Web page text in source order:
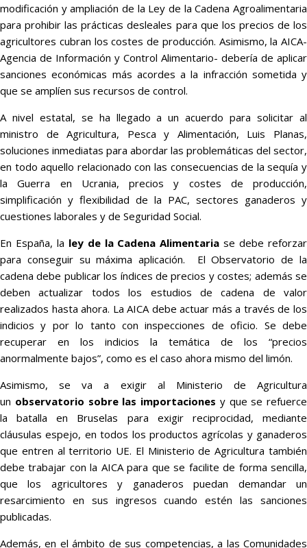
modificación y ampliación de la Ley de la Cadena Agroalimentaria
para prohibir las prácticas desleales para que los precios de los
agricultores cubran los costes de producción. Asimismo, la AICA-
Agencia de Información y Control Alimentario- debería de aplicar
sanciones económicas más acordes a la infracción sometida y
que se amplíen sus recursos de control.
A nivel estatal, se ha llegado a un acuerdo para solicitar al
ministro de Agricultura, Pesca y Alimentación, Luis Planas,
soluciones inmediatas para abordar las problemáticas del sector,
en todo aquello relacionado con las consecuencias de la sequía y
la Guerra en Ucrania, precios y costes de producción,
simplificación y flexibilidad de la PAC, sectores ganaderos y
cuestiones laborales y de Seguridad Social.
En España, la ley de la Cadena Alimentaria se debe reforzar
para conseguir su máxima aplicación. El Observatorio de la
cadena debe publicar los índices de precios y costes; además se
deben actualizar todos los estudios de cadena de valor
realizados hasta ahora. La AICA debe actuar más a través de los
indicios y por lo tanto con inspecciones de oficio. Se debe
recuperar en los indicios la temática de los “precios
anormalmente bajos”, como es el caso ahora mismo del limón.
Asimismo, se va a exigir al Ministerio de Agricultura
un observatorio sobre las importaciones y que se refuerce
la batalla en Bruselas para exigir reciprocidad, mediante
cláusulas espejo, en todos los productos agrícolas y ganaderos
que entren al territorio UE. El Ministerio de Agricultura también
debe trabajar con la AICA para que se facilite de forma sencilla,
que los agricultores y ganaderos puedan demandar un
resarcimiento en sus ingresos cuando estén las sanciones
publicadas.
Además, en el ámbito de sus competencias, a las Comunidades